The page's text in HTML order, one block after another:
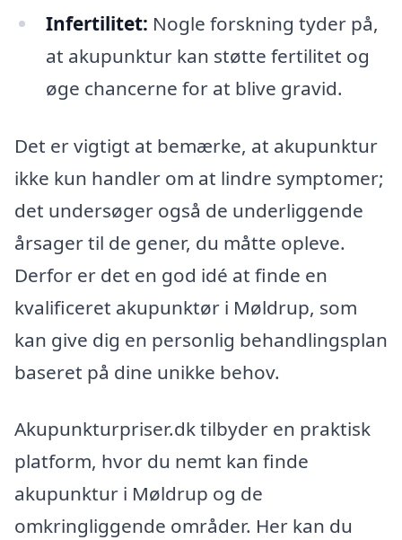
Infertilitet: Nogle forskning tyder på,
at akupunktur kan støtte fertilitet og
øge chancerne for at blive gravid.
Det er vigtigt at bemærke, at akupunktur
ikke kun handler om at lindre symptomer;
det undersøger også de underliggende
årsager til de gener, du måtte opleve.
Derfor er det en god idé at finde en
kvalificeret akupunktør i Møldrup, som
kan give dig en personlig behandlingsplan
baseret på dine unikke behov.
Akupunkturpriser.dk tilbyder en praktisk
platform, hvor du nemt kan finde
akupunktur i Møldrup og de
omkringliggende områder. Her kan du